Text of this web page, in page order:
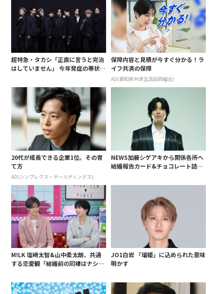
超特急・タカシ「正直に言うと完治
はしていません」 今年発症の帯状疱
白 後遺症も語る
保障内容と見積が今すぐ分かる！ラ
イフ共済の保障
AD(愛知県共済生活協同組合)
20代が成長できる企業1位。その育
て方
AD(シンプレクス・ホールディングス)
NEWS加藤シゲアキから関係各所へ
結婚報告カード&チョコレート詰め
も添えて
M!LK 塩崎太智&山中柔太朗、共通
する恋愛観「結婚前の同棲はナシ」
JO1白岩 「瑠姫」に込められた意味
明かす